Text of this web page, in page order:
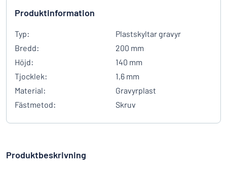
Produktinformation
Typ:
Plastskyltar gravyr
Bredd:
200 mm
Höjd:
140 mm
Tjocklek:
1,6 mm
Material:
Gravyrplast
Fästmetod:
Skruv
Produktbeskrivning